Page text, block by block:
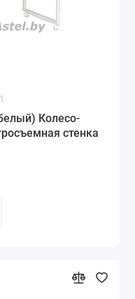
Колесо-
стенка